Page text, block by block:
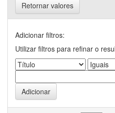
Retornar valores
Adicionar filtros:
Utilizar filtros para refinar o